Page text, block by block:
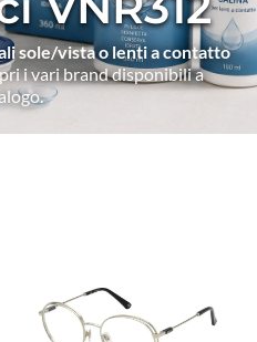
sole/vista o lenti a contatto
i vari brand disponibili a